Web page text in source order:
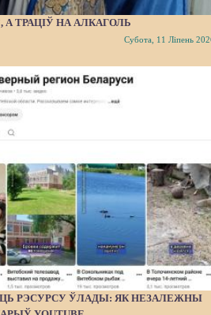
А ТРАЦІЎ НА АЛКАГОЛЬ
Субота, 11 Ліпень
РЭСУРСУ ЎЛАДЫ: ЯК НЕЗАЛЕЖНЫ